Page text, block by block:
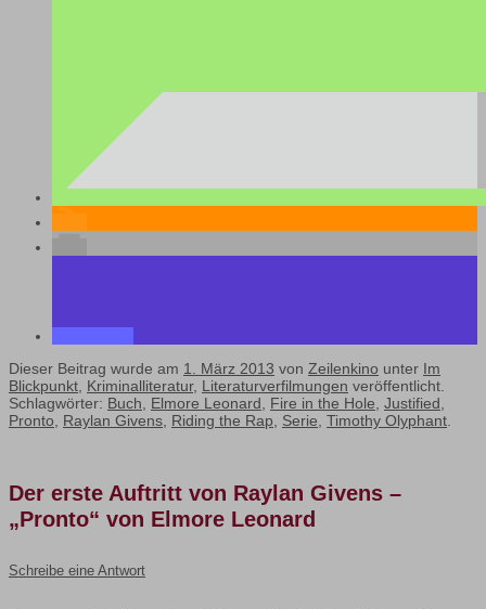
Dieser Beitrag wurde am 1. März 2013 von Zeilenkino unter Im
Blickpunkt, Kriminalliteratur, Literaturverfilmungen veröffentlicht.
Schlagwörter: Buch, Elmore Leonard, Fire in the Hole, Justified,
Pronto, Raylan Givens, Riding the Rap, Serie, Timothy Olyphant.
Der erste Auftritt von Raylan Givens –
„Pronto“ von Elmore Leonard
Schreibe eine Antwort